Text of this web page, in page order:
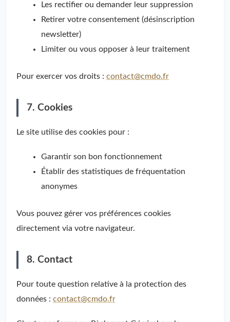
Les rectifier ou demander leur suppression
Retirer votre consentement (désinscription
newsletter)
Limiter ou vous opposer à leur traitement
Pour exercer vos droits : contact@cmdo.fr
7. Cookies
Le site utilise des cookies pour :
Garantir son bon fonctionnement
Établir des statistiques de fréquentation
anonymes
Vous pouvez gérer vos préférences cookies
directement via votre navigateur.
8. Contact
Pour toute question relative à la protection des
données : contact@cmdo.fr